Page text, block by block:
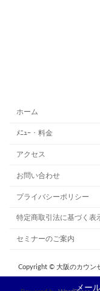
メー
ホーム
ﾒﾆｭｰ・料金
アクセス
お問い合わせ
プライバシーポリシー
特定商取引法に基づく表
セミナーのご案内
Copyright © 大阪のカウン